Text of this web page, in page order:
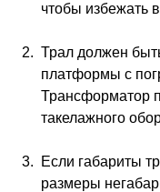
чтобы избежать
Трал должен
платформы с
Трансформатор
такелажного
Если габариты
размеры